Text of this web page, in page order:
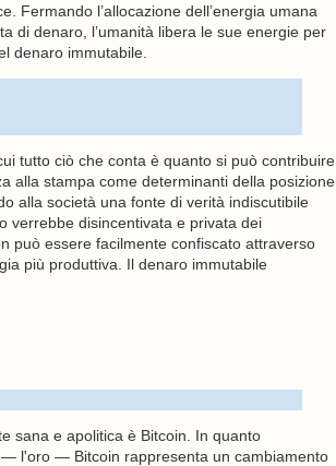
Fermando l’allocazione dell’energia umana
di denaro, l’umanità libera le sue energie per
denaro immutabile.
tutto ciò che conta è quanto si può contribuire
alla stampa come determinanti della posizione
alla società una fonte di verità indiscutibile
verrebbe disincentivata e privata dei
può essere facilmente confiscato attraverso
più produttiva. Il denaro immutabile
sana e apolitica è Bitcoin. In quanto
l'oro — Bitcoin rappresenta un cambiamento